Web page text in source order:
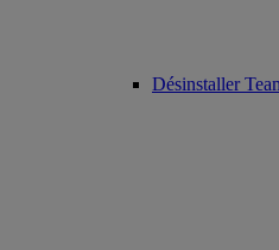
Désinstaller